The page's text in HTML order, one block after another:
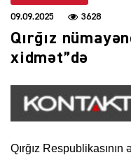
09.09.2025 3628
Qırğız
xidmət”də
Qırğız